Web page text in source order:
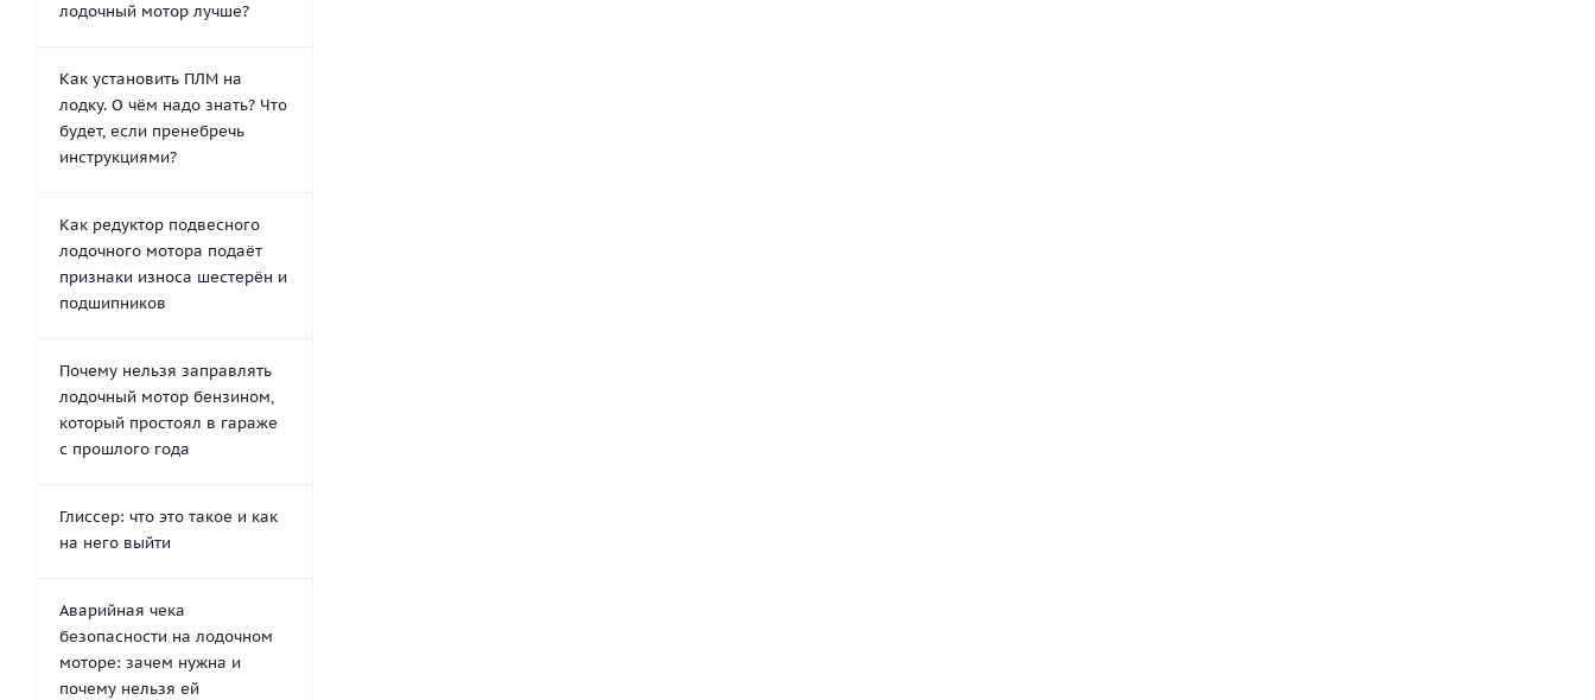
лодочный мотор лучше?
Как установить ПЛМ на
лодку. О чём надо знать? Что
будет, если пренебречь
инструкциями?
Как редуктор подвесного
лодочного мотора подаёт
признаки износа шестерён и
подшипников
Почему нельзя заправлять
лодочный мотор бензином,
который простоял в гараже
с прошлого года
Глиссер: что это такое и как
на него выйти
Аварийная чека
безопасности на лодочном
моторе: зачем нужна и
почему нельзя ей